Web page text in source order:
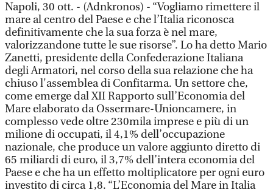
Napoli, 30 ott. - (Adnkronos) - “Vogliamo rimettere il
mare al centro del Paese e che l’Italia riconosca
definitivamente che la sua forza è nel mare,
valorizzandone tutte le sue risorse”. Lo ha detto Mario
Zanetti, presidente della Confederazione Italiana
degli Armatori, nel corso della sua relazione che ha
chiuso l'assemblea di Confitarma. Un settore che,
come emerge dal XII Rapporto sull’Economia del
Mare elaborato da Ossermare-Unioncamere, in
complesso vede oltre 230mila imprese e più di un
milione di occupati, il 4,1% dell’occupazione
nazionale, che produce un valore aggiunto diretto di
65 miliardi di euro, il 3,7% dell’intera economia del
Paese e che ha un effetto moltiplicatore per ogni euro
investito di circa 1,8. “L’Economia del Mare in Italia